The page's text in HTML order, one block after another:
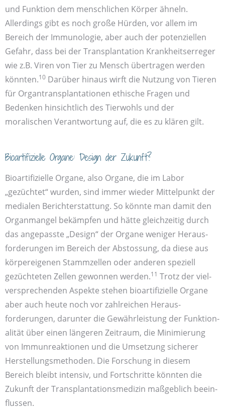
und Funktion dem menschlichen Körper ähneln.
Allerdings gibt es noch große Hürden, vor allem im
Bereich der Immun­ologie, aber auch der potenziellen
Gefahr, dass bei der Transplantation Krankheits­erreger
wie z.B. Viren von Tier zu Mensch über­tragen werden
könnten.10 Darüber hinaus wirft die Nutzung von Tieren
für Organ­transplantationen ethische Fragen und
Bedenken hinsichtlich des Tier­wohls und der
moralischen Verant­wortung auf, die es zu klären gilt.
Bioa­rtifizielle Organe: Design der Zukunft?
Bio­artifizielle Organe, also Organe, die im Labor
„gezüchtet“ wurden, sind immer wieder Mittel­punkt der
medialen Bericht­erstattung. So könnte man damit den
Organ­mangel bekämpfen und hätte gleich­zeitig durch
das angepasste „Design“ der Organe weniger Heraus­
forderungen im Bereich der Ab­stossung, da diese aus
körper­eigenen Stamm­zellen oder anderen speziell
gezüchteten Zellen gewonnen werden.11 Trotz der viel­
versprechenden Aspekte stehen bio­artifizielle Organe
aber auch heute noch vor zahl­reichen Heraus­
forderungen, darunter die Gewähr­leistung der Funktion­
alität über einen längeren Zei­traum, die Mini­mierung
von Immun­reaktionen und die Umsetzung sicherer
Herstellungs­methoden. Die Forschung in diesem
Bereich bleibt intensiv, und Fort­schritte könnten die
Zukunft der Transplantations­medizin maß­geblich beein­
flussen.